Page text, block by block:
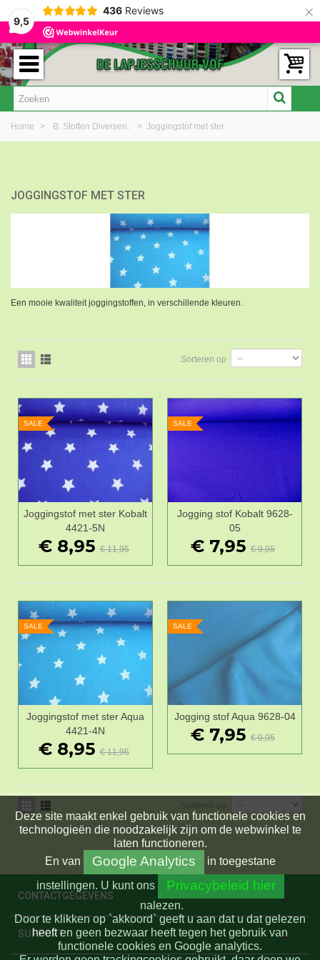
9,5
436 Reviews ×
Home > B: Stoffen Diversen. > Joggingstof met ster
JOGGINGSTOF MET STER
Een mooie kwaliteit joggingstoffen, in verschillende kleuren.
Sorteren op
SALE
Joggingstof met ster Kobalt
4421-5N
€ 8,95 € 11,95
SALE
Jogging stof Kobalt 9628-
05
€ 7,95 € 9,95
SALE
Joggingstof met ster Aqua
4421-4N
€ 8,95 € 11,95
SALE
Jogging stof Aqua 9628-04
€ 7,95 € 9,95
Sorteren op
CONTACTGEGEVENS
SUPPORT
Deze site maakt enkel gebruik van functionele cookies en
technologieën die noodzakelijk zijn om de webwinkel te
laten functioneren.
En van Google Analytics
in toegestane
instellingen. U kunt ons Privacybeleid hier
nalezen.
Door te klikken op `akkoord` geeft u aan dat u dat gelezen
heeft en geen bezwaar heeft tegen het gebruik van
functionele cookies en Google analytics.